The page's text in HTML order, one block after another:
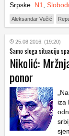
Srpske. N1
Aleksandar Vučić
25.08.2016. (19:20)
Samo sloga situaciju
Nikolić:
ponor
iza